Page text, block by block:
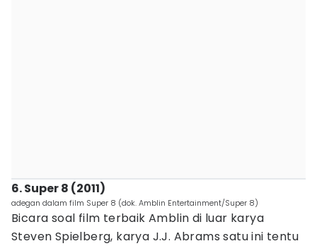
6. Super 8 (2011)
adegan dalam film Super 8 (dok. Amblin Entertainment/Super 8)
Bicara soal film terbaik Amblin di luar karya
Steven Spielberg, karya J.J. Abrams satu ini tentu